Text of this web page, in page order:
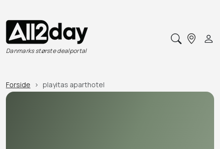
Danmarks største dealportal
Forside playitas aparthotel